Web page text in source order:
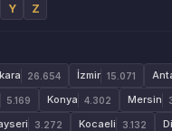
Y Z
26.654 İzmir 15.071
5.169 Konya 4.302 Mersin
3.272 Kocaeli 3.132